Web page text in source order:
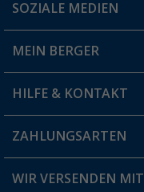
Du hast eine Frage?
Filiale finden
SOZIALE MEDIEN
MEIN BERGER
Vorteilskarte
Blog
HILFE & KONTAKT
FAQ & Kontakt
Versandinformationen
ZAHLUNGSARTEN
WIR VERSENDEN MIT